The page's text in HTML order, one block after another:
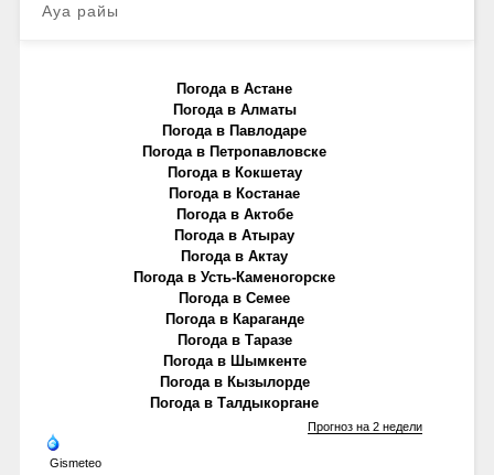
Ауа райы
Погода в Астане
Погода в Алматы
Погода в Павлодаре
Погода в Петропавловске
Погода в Кокшетау
Погода в Костанае
Погода в Актобе
Погода в Атырау
Погода в Актау
Погода в Усть-Каменогорске
Погода в Семее
Погода в Караганде
Погода в Таразе
Погода в Шымкенте
Погода в Кызылорде
Погода в Талдыкоргане
Gismeteo
Прогноз на 2 недели